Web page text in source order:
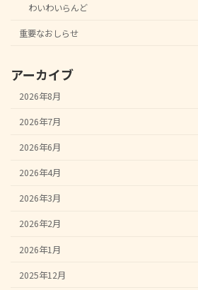
わいわいらんど
重要なおしらせ
アーカイブ
2026年8月
2026年7月
2026年6月
2026年4月
2026年3月
2026年2月
2026年1月
2025年12月